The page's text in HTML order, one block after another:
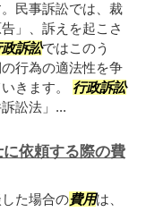
民事訴訟では、裁
」、訴えを起こさ
訴訟ではこのう
行為の適法性を争
きます。 行政訴訟
訟法」...
依頼する際の費
た場合の費用は、